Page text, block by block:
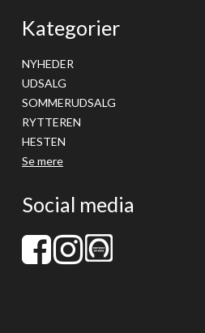
Kategorier
NYHEDER
UDSALG
SOMMERUDSALG
RYTTEREN
HESTEN
Se mere
Social media